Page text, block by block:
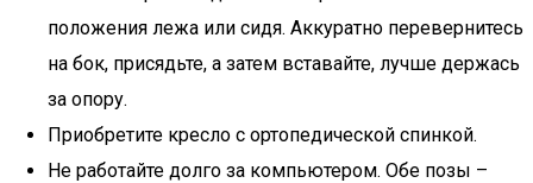
положения лежа или сидя. Аккуратно перевернитесь
на бок, присядьте, а затем вставайте, лучше держась
за опору.
Приобретите кресло с ортопедической спинкой.
Не работайте долго за компьютером. Обе позы –